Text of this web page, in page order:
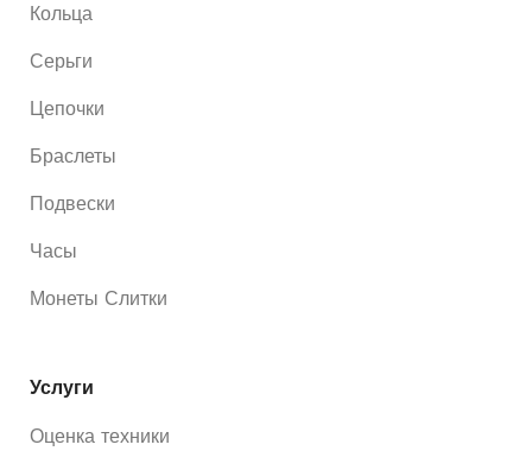
Кольца
Серьги
Цепочки
Браслеты
Подвески
Часы
Монеты Слитки
Услуги
Оценка техники